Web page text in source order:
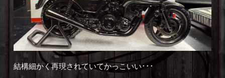
結構細かく再現されていてかっこいい･･･